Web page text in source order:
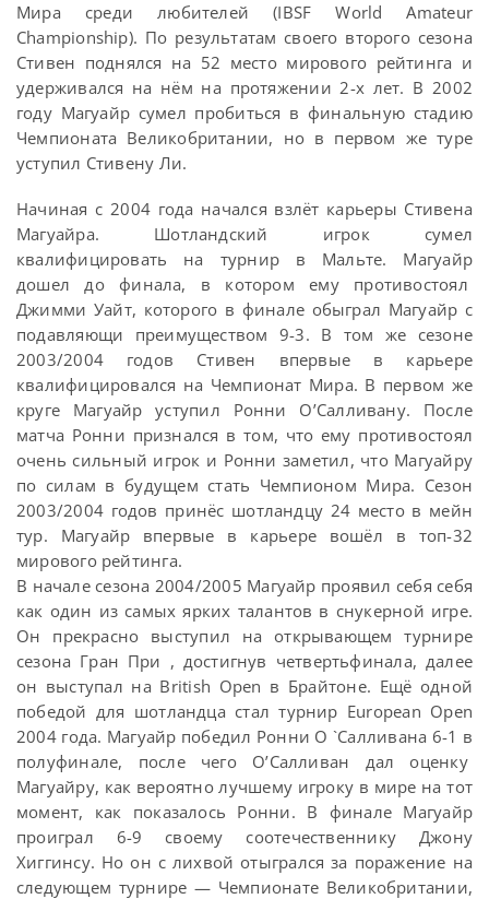
Мира среди любителей (IBSF World Amateur
Championship). По результатам своего второго сезона
Стивен поднялся на 52 место мирового рейтинга и
удерживался на нём на протяжении 2-х лет. В 2002
году Магуайр сумел пробиться в финальную стадию
Чемпионата Великобритании, но в первом же туре
уступил Стивену Ли.
Начиная с 2004 года начался взлёт карьеры Стивена
Магуайра. Шотландский игрок сумел
квалифицировать на турнир в Мальте. Магуайр
дошел до финала, в котором ему противостоял
Джимми Уайт, которого в финале обыграл Магуайр с
подавляющи преимуществом 9-3. В том же сезоне
2003/2004 годов Стивен впервые в карьере
квалифицировался на Чемпионат Мира. В первом же
круге Магуайр уступил Ронни О’Салливану. После
матча Ронни признался в том, что ему противостоял
очень сильный игрок и Ронни заметил, что Магуайру
по силам в будущем стать Чемпионом Мира. Сезон
2003/2004 годов принёс шотландцу 24 место в мейн
тур. Магуайр впервые в карьере вошёл в топ-32
мирового рейтинга.
В начале сезона 2004/2005 Магуайр проявил себя себя
как один из самых ярких талантов в снукерной игре.
Он прекрасно выступил на открывающем турнире
сезона Гран При , достигнув четвертьфинала, далее
он выступал на British Open в Брайтоне. Ещё одной
победой для шотландца стал турнир European Open
2004 года. Магуайр победил Ронни О `Салливана 6-1 в
полуфинале, после чего О’Салливан дал оценку
Магуайру, как вероятно лучшему игроку в мире на тот
момент, как показалось Ронни. В финале Магуайр
проиграл 6-9 своему соотечественнику Джону
Хиггинсу. Но он с лихвой отыгрался за поражение на
следующем турнире — Чемпионате Великобритании,